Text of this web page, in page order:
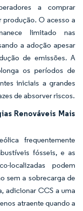
a comprar
O acesso a
limitado nas
a adoção apesar
de emissões. A
os períodos de
iniciais a grandes
de absorver riscos.
Renováveis Mais
frequentemente
fósseis, e as
localizadas podem
sem a sobrecarga de
adicionar CCS a uma
atraente quando a